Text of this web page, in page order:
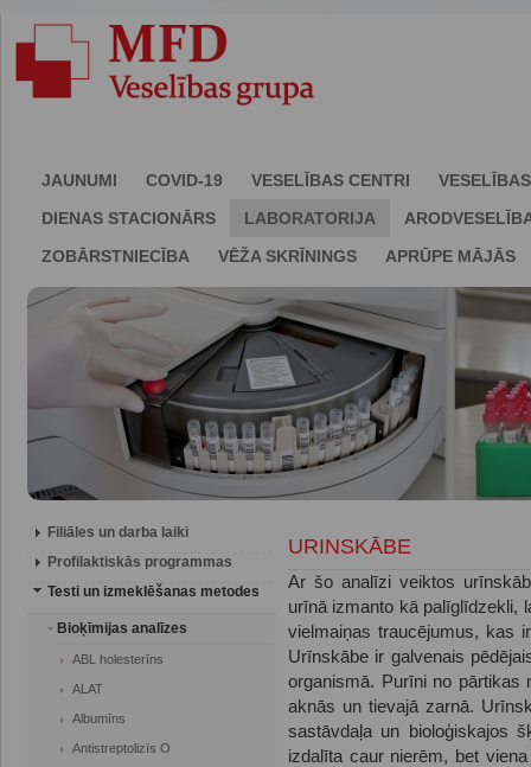
JAUNUMI COVID-19 VESELĪBAS CENTRI
DIENAS STACIONĀRS
LABORATORIJA
ZOBĀRSTNIECĪBA
VĒŽA SKRĪNINGS APRŪPE MĀJĀS
Filiāles un darba laiki
Profilaktiskās programmas
Testi un izmeklēšanas metodes
Bioķīmijas analīzes
ABL holesterīns
ALAT
Albumīns
Antistreptolizīs O
URINSKĀBE
Ar šo analīzi veiktos
urīnā izmanto kā palīglīdzekli,
vielmaiņas traucējumus, kas
Urīnskābe ir galvenais
organismā. Purīni no pārtikas
aknās un tievajā zarnā.
sastāvdaļa un bioloģiskajos
izdalīta caur nierēm, bet